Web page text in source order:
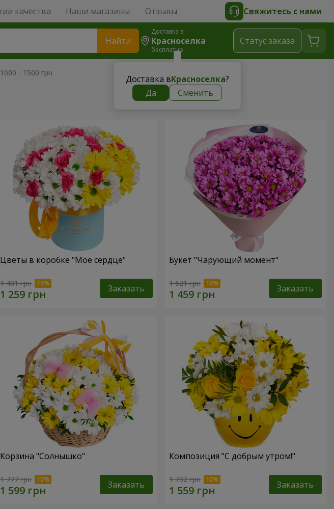
качества Наши магазины Отзывы Свяжитесь с нами
Найти
Доставка в
Красноселка
бесплатно
Доставка вКрасноселка?
Да
Сменить
Cтатус заказа
- 1500 грн
Цветы в коробке "Мое сердце"
1 481 грн Заказать
Букет "Чарующий момент"
1 621 грн Заказать
Корзина "Солнышко"
1 777 грн Заказать
Композиция "С добрым утром!"
1 732 грн Заказать